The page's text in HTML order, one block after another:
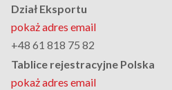
Dział Eksportu
pokaż adres email
+48 61 818 75 82
Tablice rejestracyjne Polska
pokaż adres email